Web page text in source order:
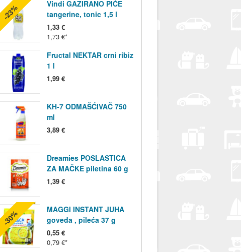
Vindi GAZIRANO PIĆE
tangerine, tonic 1,5 l
1,33 €
1,73 €
-23%
Fructal NEKTAR crni ribiz
1 l
1,99 €
KH-7 ODMAŠĆIVAČ 750
ml
3,89 €
Dreamies POSLASTICA
ZA MAČKE piletina 60 g
1,39 €
MAGGI INSTANT JUHA
goveđa , pileća 37 g
0,55 €
0,79 €
-30%